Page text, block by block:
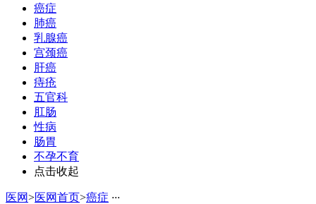
癌症
肺癌
乳腺癌
宫颈癌
肝癌
痔疮
五官科
肛肠
性病
肠胃
不孕不育
点击收起
医网>医网首页>癌症 ···